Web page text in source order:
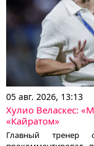
05 авг. 2026, 13:13
Хулио Веласкес:
«Кайратом»
Главный тренер